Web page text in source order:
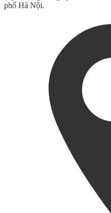
phố Hà Nội.